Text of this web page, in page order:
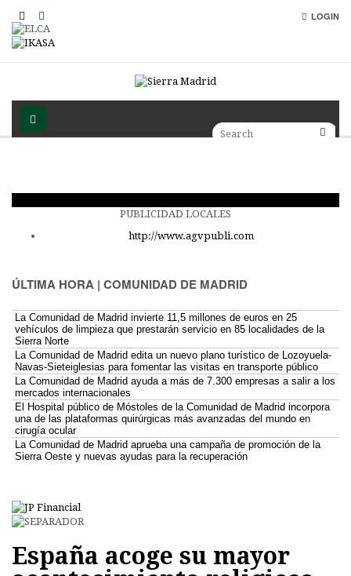
LOGIN
PUBLICIDAD LOCALES
http://www.agvpubli.com
ÚLTIMA HORA | COMUNIDAD DE MADRID
La Comunidad de Madrid invierte 11,5 millones de euros en 25
vehículos de limpieza que prestarán servicio en 85 localidades de la
Sierra Norte
La Comunidad de Madrid edita un nuevo plano turístico de Lozoyuela-
Navas-Sieteiglesias para fomentar las visitas en transporte público
La Comunidad de Madrid ayuda a más de 7.300 empresas a salir a los
mercados internacionales
El Hospital público de Móstoles de la Comunidad de Madrid incorpora
una de las plataformas quirúrgicas más avanzadas del mundo en
cirugía ocular
La Comunidad de Madrid aprueba una campaña de promoción de la
Sierra Oeste y nuevas ayudas para la recuperación
España acoge su mayor